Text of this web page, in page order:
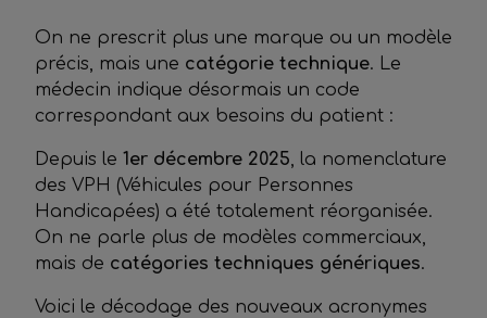
On ne prescrit plus une marque ou un modèle
précis, mais une catégorie technique. Le
médecin indique désormais un code
correspondant aux besoins du patient :
Depuis le 1er décembre 2025, la nomenclature
des VPH (Véhicules pour Personnes
Handicapées) a été totalement réorganisée.
On ne parle plus de modèles commerciaux,
mais de catégories techniques génériques.
Voici le décodage des nouveaux acronymes